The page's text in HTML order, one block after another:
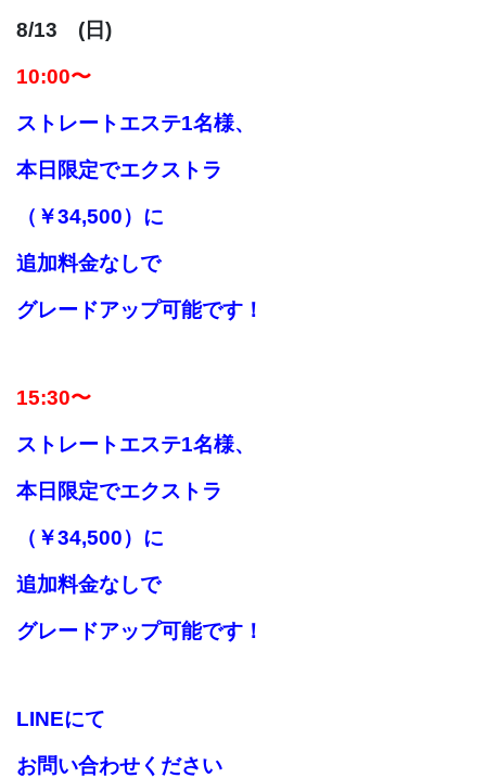
8/13 (日)
10:00〜
ストレートエステ1名様、
本日限定でエクストラ
（￥34,500）に
追加料金なしで
グレードアップ可能です！
15:30〜
ストレートエステ1名様、
本日限定でエクストラ
（￥34,500）に
追加料金なしで
グレードアップ可能です！
LINEにて
お問い合わせください